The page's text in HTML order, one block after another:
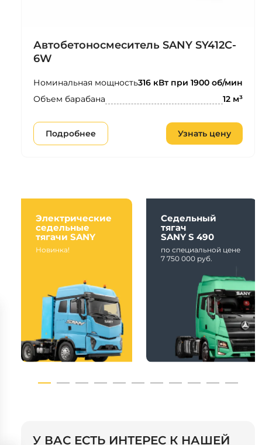
Автобетоносмеситель SANY SY412C-
6W
Номинальная мощность316 кВт при 1900 об/мин
Объем барабана 12 м³
Подробнее Узнать цену
Электрические
седельные
тягачи SANY
Новинка!
Седельный
тягач
SANY S 490
по специальной цене
7 750 000 руб.
У ВАС ЕСТЬ ИНТЕРЕС К НАШЕЙ